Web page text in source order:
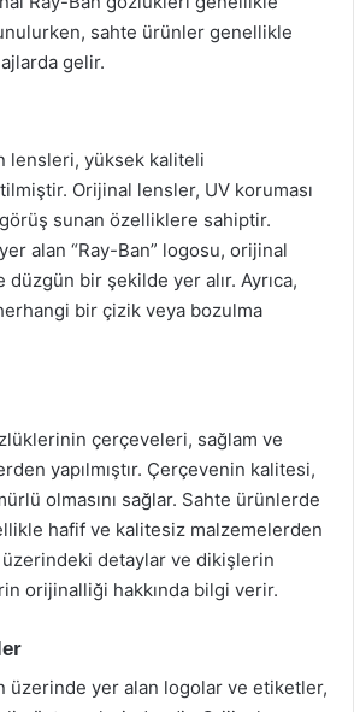
sahte ürünler genellikle
gelir.
lensleri, yüksek kaliteli
Orijinal lensler, UV koruması
sunan özelliklere sahiptir.
alan “Ray-Ban” logosu, orijinal
bir şekilde yer alır. Ayrıca,
bir çizik veya bozulma
çerçeveleri, sağlam ve
yapılmıştır. Çerçevenin kalitesi,
olmasını sağlar. Sahte ürünlerde
hafif ve kalitesiz malzemelerden
detaylar ve dikişlerin
orijinalliği hakkında bilgi verir.
üzerinde yer alan logolar ve etiketler,